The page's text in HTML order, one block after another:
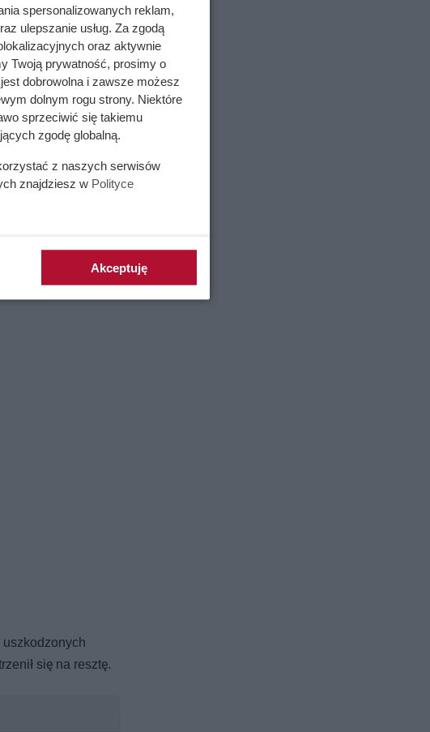
miękkie miejsca i
robić to
To kolejny
zostawić
się na resztę.
spersonalizowanych reklam,
ulepszanie usług. Za zgodą
oraz aktywnie
Twoją prywatność, prosimy o
dobrowolna i zawsze możesz
dolnym rogu strony. Niektóre
sprzeciwić się takiemu
zgodę globalną.
z naszych serwisów
znajdziesz w Polityce
Akceptuję